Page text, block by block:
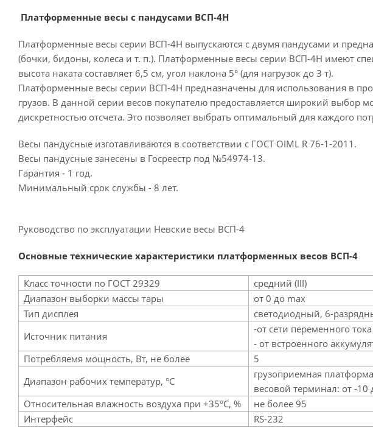
Платформенные весы с пандусами ВСП-4Н
Платформенные весы серии ВСП-4Н выпускаются с двумя пандусами и
(бочки, бидоны, колеса и т. п.). Платформенные весы серии ВСП-4Н имеют
высота наката составляет 6,5 см, угол наклона 5° (для нагрузок до 3 т).
Платформенные весы серии ВСП-4Н предназначены для использования в
грузов. В данной серии весов покупателю предоставляется широкий
дискретностью отсчета. Это позволяет выбрать оптимальный для каждого
Весы пандусные изготавливаются в соответствии с ГОСТ OIML R 76-1-2011.
Весы пандусные занесены в Госреестр под №54974-13.
Гарантия - 1 год.
Минимальный срок службы - 8 лет.
Руководство по эксплуатации Невские весы ВСП-4
Основные технические характеристики платформенных весов ВСП-4
Класс точности по ГОСТ 29329
средний (III)
Диапазон выборки массы тары
от 0 до max
Тип дисплея
светодиодный, 6-
Источник питания
-от сети переменного
- от встроенного
Потребляемя мощность, Вт, не более
5
Диапазон рабочих температур, °C
грузоприемная
весовой терминал: от -10
Относительная влажность воздуха при +35°C, %
не более 95
Интерфейс
RS-232